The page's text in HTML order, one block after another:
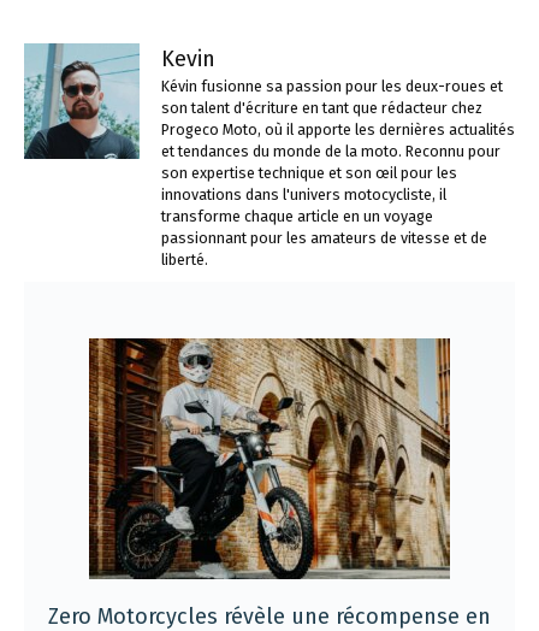
Kevin
Kévin fusionne sa passion pour les deux-roues et
son talent d'écriture en tant que rédacteur chez
Progeco Moto, où il apporte les dernières actualités
et tendances du monde de la moto. Reconnu pour
son expertise technique et son œil pour les
innovations dans l'univers motocycliste, il
transforme chaque article en un voyage
passionnant pour les amateurs de vitesse et de
liberté.
Zero Motorcycles révèle une récompense en